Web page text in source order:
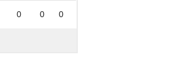
0 0 0